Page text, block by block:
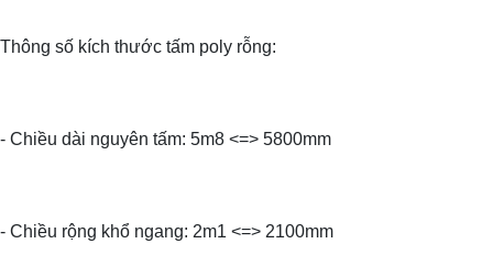
Thông số kích thước tấm poly rỗng:
- Chiều dài nguyên tấm: 5m8 <=> 5800mm
- Chiều rộng khổ ngang: 2m1 <=> 2100mm